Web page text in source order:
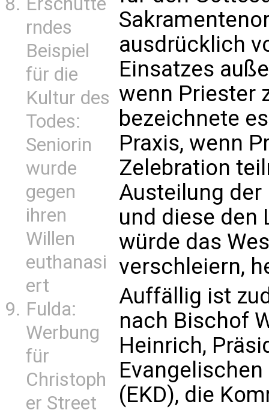
rndes
Beispiel
für die
Kultur des
Todes:
Seniorin
wurde
gegen
ihren
Willen
euthanasi
ert
Fulda:
Werbung
für
Christoph
er Street
ausdrücklich
Einsatzes
wenn Priester
bezeichnete
Praxis, wenn
Zelebration
Austeilung
und diese den
würde das
verschleiern,
Auffällig ist
nach Bischof
Heinrich,
(EKD), die